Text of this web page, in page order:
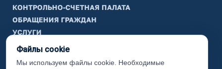
КОНТРОЛЬНО-СЧЕТНАЯ ПАЛАТА
ОБРАЩЕНИЯ ГРАЖДАН
УСЛУГИ
ТИК
ИНФОРМАЦИЯ
Файлы cookie
Мы используем файлы cookie. Необходимые